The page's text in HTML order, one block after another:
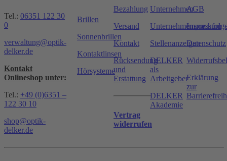
Tel.: 06351 122 30
0
verwaltung@optik-
delker.de
Kontakt
Onlineshop unter:
Tel.: +49 (0)6351 –
122 30 10
shop@optik-
delker.de
Brillen
Sonnenbrillen
Kontaktlinsen
Hörsysteme
Bezahlung
Versand
Kontakt
Rücksendung
und
Erstattung
Vertrag
widerrufen
Unternehmen
Stellenanzeigen
DELKER
als
Arbeitgeber
DELKER
Akademie
AGB
Impressum
Datenschutz
Erklärung
zur